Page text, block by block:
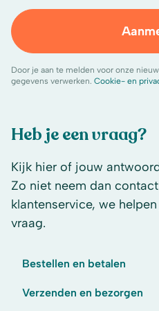
Heb je een vraag?
Kijk hier of jouw
Zo niet neem dan
klantenservice, we
vraag.
Bestellen en betalen
Verzenden en bezorgen
Door je aan te melden voor onze
gegevens verwerken. Cookie- en